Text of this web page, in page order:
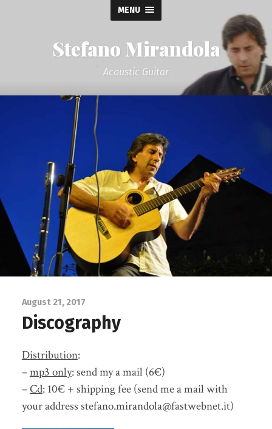
MENU
Stefano Mirandola
Acoustic Guitar
August 21, 2017
Discography
Distribution:
–mp3 only: send my a mail (6€)
–Cd: 10€ + shipping fee (send me a mail with
your address stefano.mirandola@fastwebnet.it)